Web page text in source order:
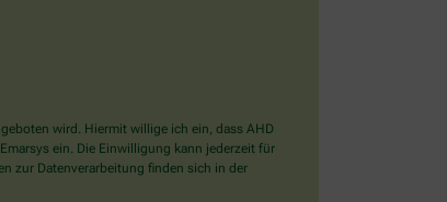
wird. Hiermit willige ich ein, dass AHD
ein. Die Einwilligung kann jederzeit für
zur Datenverarbeitung finden sich in der